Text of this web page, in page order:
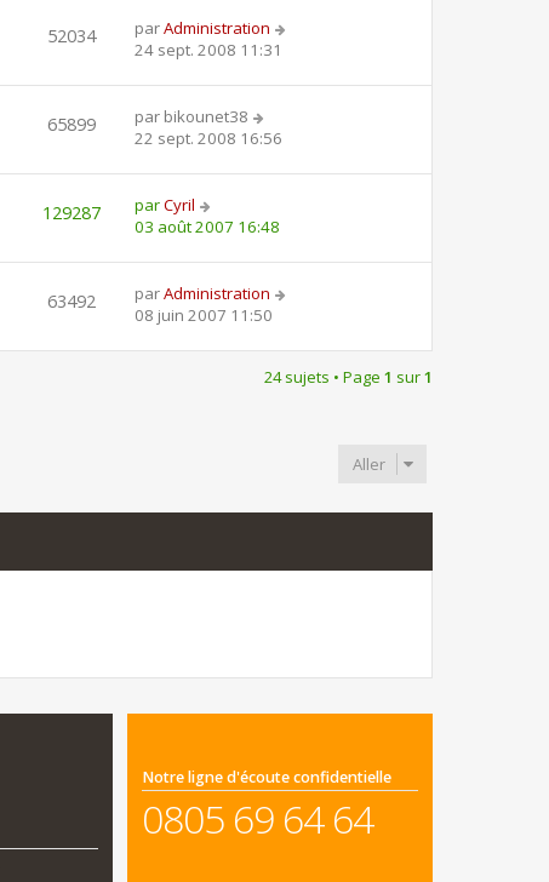
52034 parAdministration
24 sept. 2008 11:31
65899 par bikounet38
22 sept. 2008 16:56
129287 parCyril
03 août 2007 16:48
63492 parAdministration
08 juin 2007 11:50
24 sujets • Page 1 sur1
Aller
Notre ligne d'écoute confidentielle
0805 69 64 64